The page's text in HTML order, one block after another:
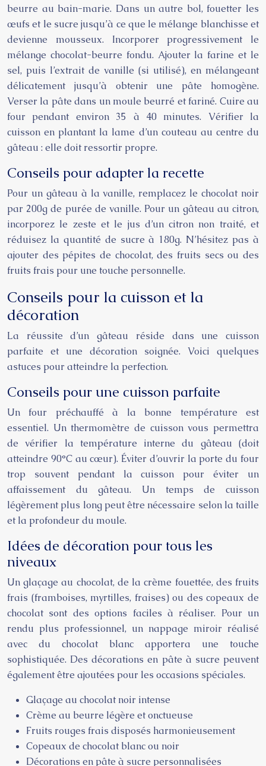
beurre au bain-marie. Dans un autre bol, fouetter les
œufs et le sucre jusqu’à ce que le mélange blanchisse et
devienne mousseux. Incorporer progressivement le
mélange chocolat-beurre fondu. Ajouter la farine et le
sel, puis l’extrait de vanille (si utilisé), en mélangeant
délicatement jusqu’à obtenir une pâte homogène.
Verser la pâte dans un moule beurré et fariné. Cuire au
four pendant environ 35 à 40 minutes. Vérifier la
cuisson en plantant la lame d’un couteau au centre du
gâteau : elle doit ressortir propre.
Conseils pour adapter la recette
Pour un gâteau à la vanille, remplacez le chocolat noir
par 200g de purée de vanille. Pour un gâteau au citron,
incorporez le zeste et le jus d’un citron non traité, et
réduisez la quantité de sucre à 180g. N’hésitez pas à
ajouter des pépites de chocolat, des fruits secs ou des
fruits frais pour une touche personnelle.
Conseils pour la cuisson et la
décoration
La réussite d’un gâteau réside dans une cuisson
parfaite et une décoration soignée. Voici quelques
astuces pour atteindre la perfection.
Conseils pour une cuisson parfaite
Un four préchauffé à la bonne température est
essentiel. Un thermomètre de cuisson vous permettra
de vérifier la température interne du gâteau (doit
atteindre 90°C au cœur). Éviter d’ouvrir la porte du four
trop souvent pendant la cuisson pour éviter un
affaissement du gâteau. Un temps de cuisson
légèrement plus long peut être nécessaire selon la taille
et la profondeur du moule.
Idées de décoration pour tous les
niveaux
Un glaçage au chocolat, de la crème fouettée, des fruits
frais (framboises, myrtilles, fraises) ou des copeaux de
chocolat sont des options faciles à réaliser. Pour un
rendu plus professionnel, un nappage miroir réalisé
avec du chocolat blanc apportera une touche
sophistiquée. Des décorations en pâte à sucre peuvent
également être ajoutées pour les occasions spéciales.
Glaçage au chocolat noir intense
Crème au beurre légère et onctueuse
Fruits rouges frais disposés harmonieusement
Copeaux de chocolat blanc ou noir
Décorations en pâte à sucre personnalisées